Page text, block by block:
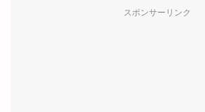
スポンサーリンク